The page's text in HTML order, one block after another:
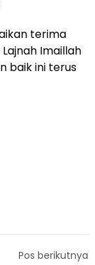
terima
Imaillah
baik ini terus
Pos berikutnya